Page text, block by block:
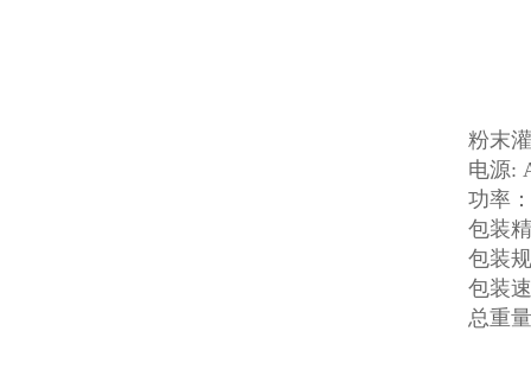
粉末
电源:
功率
包装
包装
包装
总重